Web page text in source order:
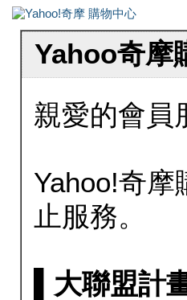
Yahoo奇摩
親愛的會員
Yahoo!奇
止服務。
▌大聯盟計